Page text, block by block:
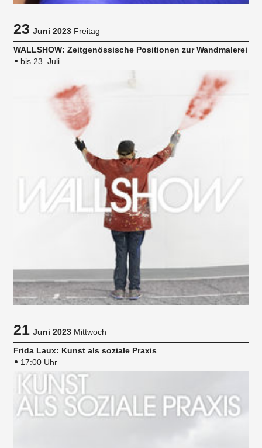
23Juni 2023 Freitag
WALLSHOW: Zeitgenössische Positionen zur Wandmalerei
bis 23. Juli
21Juni 2023 Mittwoch
Frida Laux: Kunst als soziale Praxis
17:00 Uhr